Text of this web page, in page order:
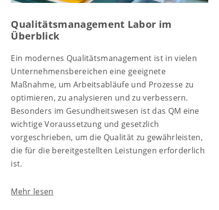
Qualitätsmanagement Labor im
Überblick
Ein modernes Qualitätsmanagement ist in vielen
Unternehmensbereichen eine geeignete
Maßnahme, um Arbeitsabläufe und Prozesse zu
optimieren, zu analysieren und zu verbessern.
Besonders im Gesundheitswesen ist das QM eine
wichtige Voraussetzung und gesetzlich
vorgeschrieben, um die Qualität zu gewährleisten,
die für die bereitgestellten Leistungen erforderlich
ist.
Mehr lesen